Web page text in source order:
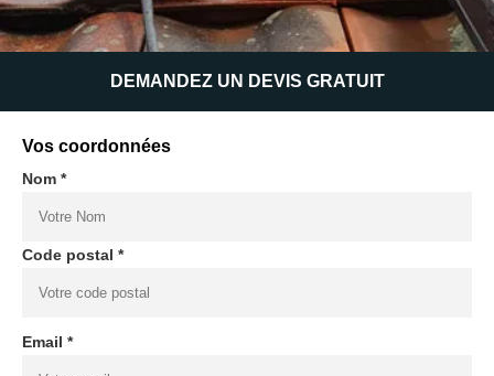
DEMANDEZ UN DEVIS GRATUIT
Vos coordonnées
Nom *
Code postal *
Email *